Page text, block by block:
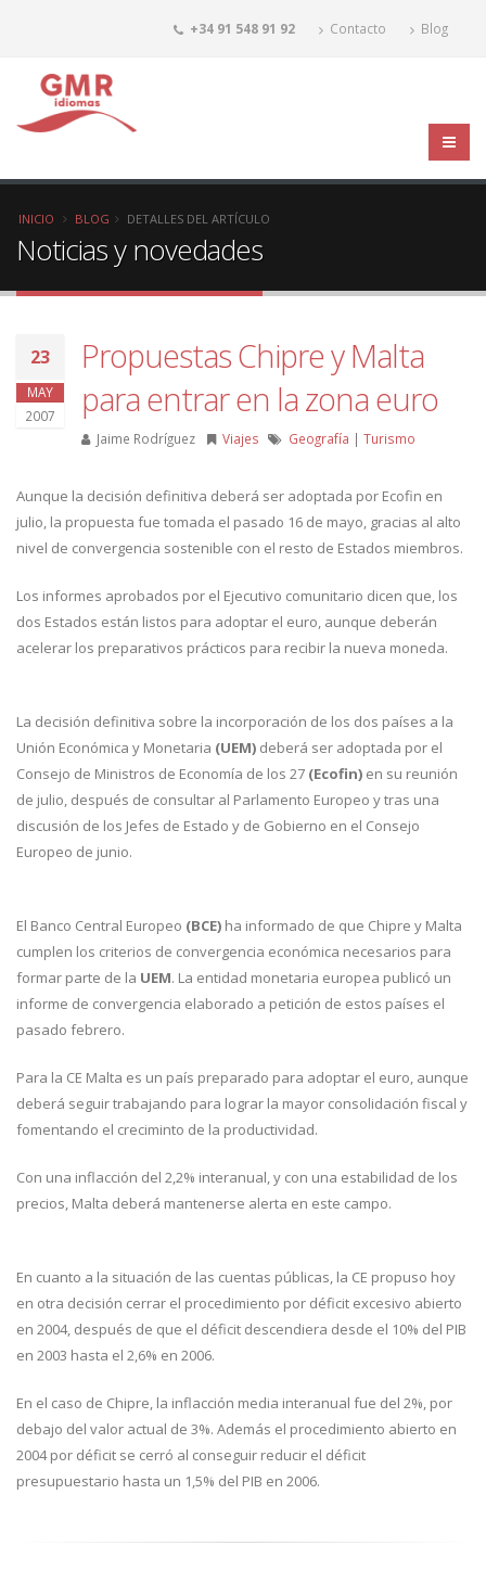
+34 91 548 91 92 Contacto Blog
INICIO BLOG DETALLES DEL ARTÍCULO
Noticias y novedades
23
MAY
2007
Propuestas Chipre y Malta
para entrar en la zona euro
Jaime Rodríguez Viajes Geografía | Turismo
Aunque la decisión definitiva deberá ser adoptada por Ecofin en
julio, la propuesta fue tomada el pasado 16 de mayo, gracias al alto
nivel de convergencia sostenible con el resto de Estados miembros.
Los informes aprobados por el Ejecutivo comunitario dicen que, los
dos Estados están listos para adoptar el euro, aunque deberán
acelerar los preparativos prácticos para recibir la nueva moneda.
La decisión definitiva sobre la incorporación de los dos países a la
Unión Económica y Monetaria (UEM) deberá ser adoptada por el
Consejo de Ministros de Economía de los 27 (Ecofin) en su reunión
de julio, después de consultar al Parlamento Europeo y tras una
discusión de los Jefes de Estado y de Gobierno en el Consejo
Europeo de junio.
El Banco Central Europeo (BCE) ha informado de que Chipre y Malta
cumplen los criterios de convergencia económica necesarios para
formar parte de la UEM. La entidad monetaria europea publicó un
informe de convergencia elaborado a petición de estos países el
pasado febrero.
Para la CE Malta es un país preparado para adoptar el euro, aunque
deberá seguir trabajando para lograr la mayor consolidación fiscal y
fomentando el creciminto de la productividad.
Con una inflacción del 2,2% interanual, y con una estabilidad de los
precios, Malta deberá mantenerse alerta en este campo.
En cuanto a la situación de las cuentas públicas, la CE propuso hoy
en otra decisión cerrar el procedimiento por déficit excesivo abierto
en 2004, después de que el déficit descendiera desde el 10% del PIB
en 2003 hasta el 2,6% en 2006.
En el caso de Chipre, la inflacción media interanual fue del 2%, por
debajo del valor actual de 3%. Además el procedimiento abierto en
2004 por déficit se cerró al conseguir reducir el déficit
presupuestario hasta un 1,5% del PIB en 2006.